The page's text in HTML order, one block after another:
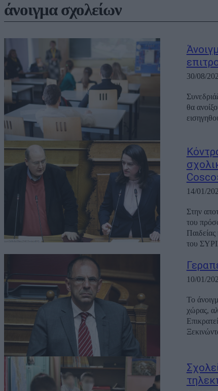
άνοιγμα σχολείων
30/08/
θα ανοίξουν τα
14/01/
Στην
του
του
10/01/
Το
χώρας,